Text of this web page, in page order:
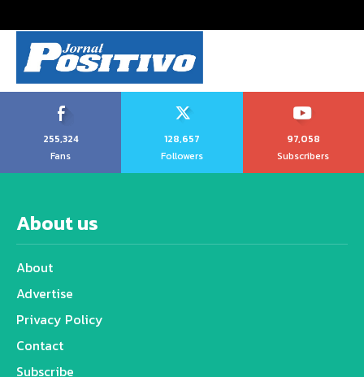
255,324
Fans
128,657
Followers
97,058
Subscribers
About us
About
Advertise
Privacy Policy
Contact
Subscribe